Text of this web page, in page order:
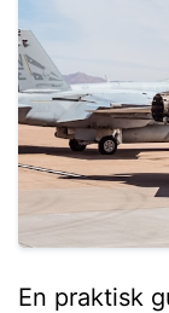
En praktisk